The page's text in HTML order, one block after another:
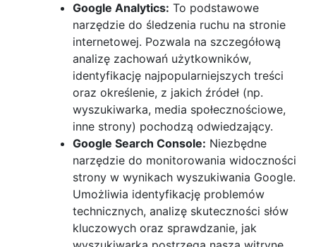
Google Analytics: To podstawowe
narzędzie do śledzenia ruchu na stronie
internetowej. Pozwala na szczegółową
analizę zachowań użytkowników,
identyfikację najpopularniejszych treści
oraz określenie, z jakich źródeł (np.
wyszukiwarka, media społecznościowe,
inne strony) pochodzą odwiedzający.
Google Search Console: Niezbędne
narzędzie do monitorowania widoczności
strony w wynikach wyszukiwania Google.
Umożliwia identyfikację problemów
technicznych, analizę skuteczności słów
kluczowych oraz sprawdzanie, jak